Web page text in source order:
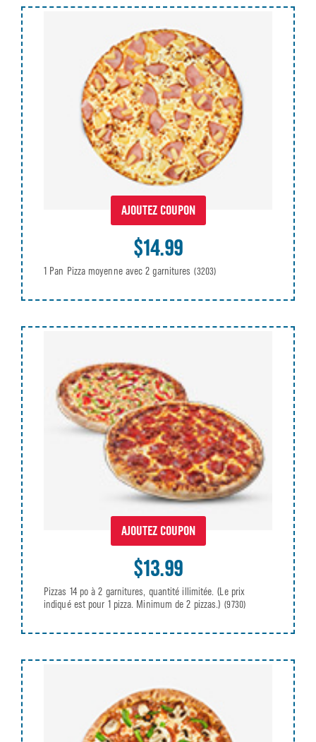
AJOUTEZ COUPON
$14.99
1 Pan Pizza moyenne avec 2 garnitures (3203)
AJOUTEZ COUPON
$13.99
Pizzas 14 po à 2 garnitures, quantité illimitée. (Le prix
indiqué est pour 1 pizza. Minimum de 2 pizzas.) (9730)